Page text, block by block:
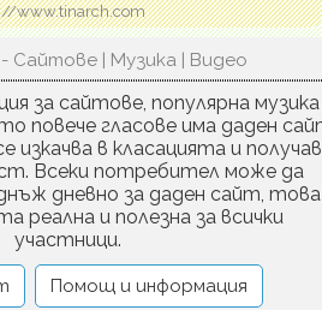
www.tinarch.com
- Сайтове | Музика | Видео
за сайтове, популярна музика
повече гласове има даден
изкачва в класацията и
Всеки потребител може да
дневно за даден сайт, това
реална и полезна за всички
участници.
Помощ и информация